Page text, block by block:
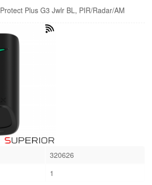
Plus G3 Jwlr BL, PIR/Radar/AM
320626
1